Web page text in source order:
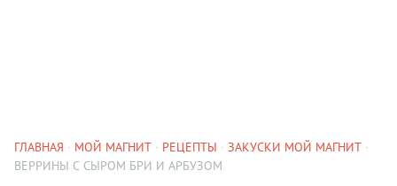
ГЛАВНАЯ МОЙ МАГНИТ РЕЦЕПТЫ
ЗАКУСКИ МОЙ МАГНИТ
ВЕРРИНЫ С СЫРОМ БРИ И АРБУЗОМ